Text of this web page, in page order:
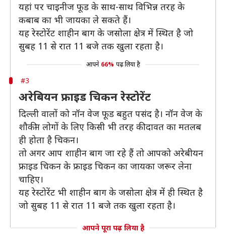
यहां पर चाइनीज फूड के साथ-साथ विभिन्न तरह के
कबाब का भी जायका ले सकते हैं।
यह रेस्टोरेंट शाहीन बाग के जसोला क्षेत्र में स्थित है जो
सुबह 11 से रात 11 बजे तक खुला रहता है।
आपने 66% पढ़ लिया है
#3
अरेबियन फ्राइड चिकन रेस्टोरेंट
दिल्ली वालों को नॉन वेज फूड बहुत पसंद है। नॉन वेज के
शौकीन लोगों के लिए किसी भी तरह की दावत का मतलब
ही होता है चिकन।
तो अगर आप शाहीन बाग जा रहे हैं तो आपको अरेबीयन
फ्राइड चिकन के फ्राइड चिकन का जायका जरूर लेना
चाहिए।
यह रेस्टोरेंट भी शाहीन बाग के जसोला क्षेत्र में ही स्थित है
जो सुबह 11 से रात 11 बजे तक खुला रहता है।
आपने पूरा पढ़ लिया है